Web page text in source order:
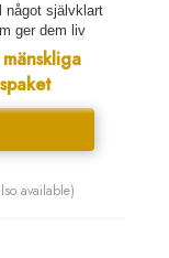
något självklart
ger dem liv
available)